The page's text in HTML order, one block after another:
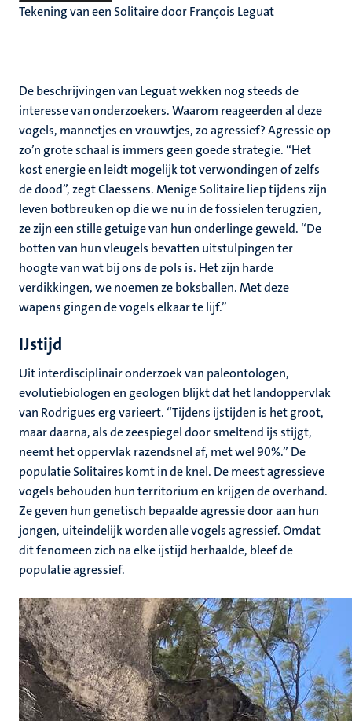
Tekening van een Solitaire door François Leguat
De beschrijvingen van Leguat wekken nog steeds de
interesse van onderzoekers. Waarom reageerden al deze
vogels, mannetjes en vrouwtjes, zo agressief? Agressie op
zo’n grote schaal is immers geen goede strategie. “Het
kost energie en leidt mogelijk tot verwondingen of zelfs
de dood”, zegt Claessens. Menige Solitaire liep tijdens zijn
leven botbreuken op die we nu in de fossielen terugzien,
ze zijn een stille getuige van hun onderlinge geweld. “De
botten van hun vleugels bevatten uitstulpingen ter
hoogte van wat bij ons de pols is. Het zijn harde
verdikkingen, we noemen ze boksballen. Met deze
wapens gingen de vogels elkaar te lijf.”
IJstijd
Uit interdisciplinair onderzoek van paleontologen,
evolutiebiologen en geologen blijkt dat het landoppervlak
van Rodrigues erg varieert. “Tijdens ijstijden is het groot,
maar daarna, als de zeespiegel door smeltend ijs stijgt,
neemt het oppervlak razendsnel af, met wel 90%.” De
populatie Solitaires komt in de knel. De meest agressieve
vogels behouden hun territorium en krijgen de overhand.
Ze geven hun genetisch bepaalde agressie door aan hun
jongen, uiteindelijk worden alle vogels agressief. Omdat
dit fenomeen zich na elke ijstijd herhaalde, bleef de
populatie agressief.